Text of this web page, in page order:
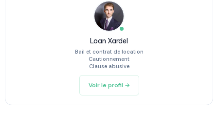
Loan Xardel
Bail et contrat de location
Cautionnement
Clause abusive
Voir le profil →